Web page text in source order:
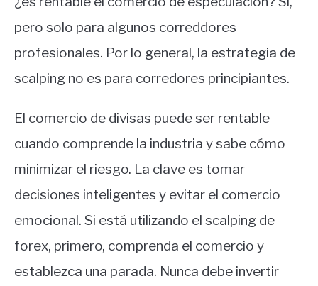
pero solo para algunos correddores
profesionales. Por lo general, la estrategia de
scalping no es para corredores principiantes.
El comercio de divisas puede ser rentable
cuando comprende la industria y sabe cómo
minimizar el riesgo. La clave es tomar
decisiones inteligentes y evitar el comercio
emocional. Si está utilizando el scalping de
forex, primero, comprenda el comercio y
establezca una parada. Nunca debe invertir